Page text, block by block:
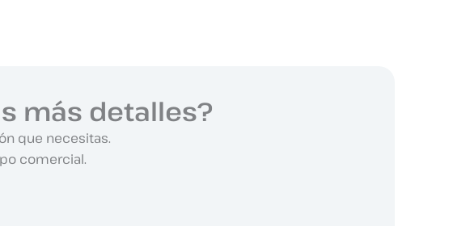
más detalles?
que necesitas.
comercial.